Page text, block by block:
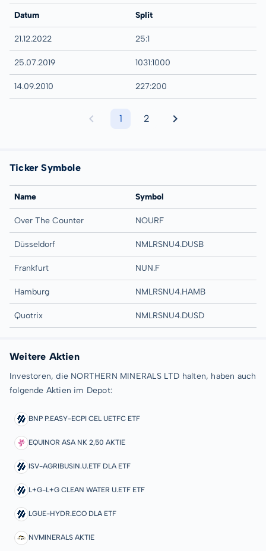
Datum Split
21.12.2022 25:1
25.07.2019 1031:1000
14.09.2010 227:200
1 2
Ticker Symbole
Name Symbol
Over The Counter NOURF
Düsseldorf NMLRSNU4.DUSB
Frankfurt NUN.F
Hamburg NMLRSNU4.HAMB
Quotrix NMLRSNU4.DUSD
Weitere Aktien
Investoren, die NORTHERN MINERALS LTD halten, haben auch
folgende Aktien im Depot:
BNP P.EASY-ECPI CEL UETFC ETF
EQUINOR ASA NK 2,50 AKTIE
ISV-AGRIBUSIN.U.ETF DLA ETF
L+G-L+G CLEAN WATER U.ETF ETF
LGUE-HYDR.ECO DLA ETF
NVMINERALS AKTIE